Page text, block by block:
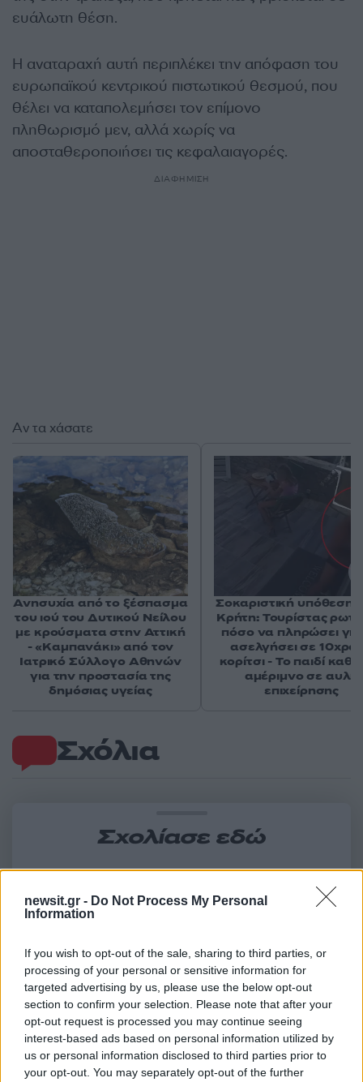
newsit.gr - Do Not Process My Personal
Information
If you wish to opt-out of the sale, sharing to third parties, or
processing of your personal or sensitive information for
targeted advertising by us, please use the below opt-out
section to confirm your selection. Please note that after your
opt-out request is processed you may continue seeing
interest-based ads based on personal information utilized by
us or personal information disclosed to third parties prior to
your opt-out. You may separately opt-out of the further
ευάλωτη θέση.
Η αναταραχή αυτή περιπλέκει την απόφαση του
ευρωπαϊκού κεντρικού πιστωτικού θεσμού, που
θέλει να καταπολεμήσει τον επίμονο
πληθωρισμό μεν, αλλά χωρίς να
αποσταθεροποιήσει τις κεφαλαιαγορές.
ΔΙΑΦΗΜΙΣΗ
Σχόλια
Σχολίασε εδώ
50 /50
2000 /2000
Υποβολή σχολίου
Όροι Χρήσης. Το site προστατεύεται από reCAPTCHA, ισχύουν
Πολιτική Απορρήτου
Αν τα χάσατε
Ανησυχία από το ξέσπασμα
του ιού του Δυτικού Νείλου
με κρούσματα στην Αττική
- «Καμπανάκι» από τον
Ιατρικό Σύλλογο Αθηνών
για την προστασία της
δημόσιας υγείας
Σοκαριστική υπόθεση
Κρήτη: Τουρίστας
πόσο να πληρώσει
ασελγήσει σε
κορίτσι - Το παιδί
αμέριμνο σε αυλή
επιχείρησης